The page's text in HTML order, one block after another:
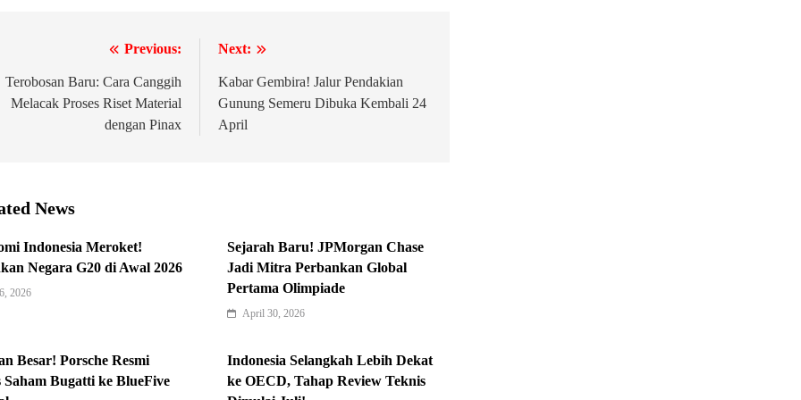
Previous:
Terobosan Baru: Cara Canggih
Melacak Proses Riset Material
dengan Pinax
Next:
Kabar Gembira! Jalur Pendakian
Gunung Semeru Dibuka Kembali 24
April
News
Indonesia Meroket!
Negara G20 di Awal 2026
2026
Sejarah Baru! JPMorgan Chase
Jadi Mitra Perbankan Global
Pertama Olimpiade
April 30, 2026
Besar! Porsche Resmi
Saham Bugatti ke BlueFive
Indonesia Selangkah Lebih Dekat
ke OECD, Tahap Review Teknis